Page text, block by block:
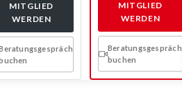
MITGLIED
WERDEN
buchen
MITGLIED
WERDEN
Beratungsgespräch
buchen